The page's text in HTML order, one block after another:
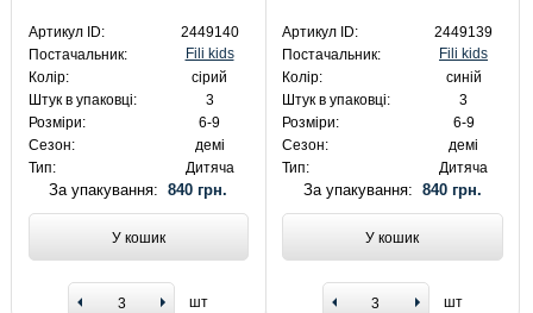
Артикул ID:
2449140
Постачальник:
Fili kids
Колір:
сірий
Штук в упаковці:
3
Розміри:
6-9
Сезон:
демі
Тип:
Дитяча
За упакування:840 грн.
У кошик
шт
Артикул ID:
2449139
Постачальник:
Fili kids
Колір:
синій
Штук в упаковці:
3
Розміри:
6-9
Сезон:
демі
Тип:
Дитяча
За упакування: 840 грн.
У кошик
шт